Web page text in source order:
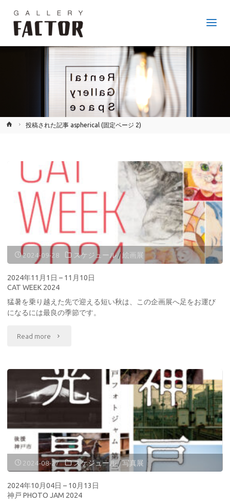
歩6
神戸
市長
田区
のア
ート
ギャ
ラリ
ー。
ホ
投稿された記事 aspherical (固定ページ 2)
2024-09-28 スケジュール / 絵画展
2024年11月1日 – 11月10日
CAT WEEK 2024
猛暑を乗り越えた先で迎える短い秋は、この企画展へ足をお運び
になるには最良の季節です。
Read more "2024
11
月
日
–
月
2024-08-27 スケジュール/ 写真展
2024年10月04日 – 10月13日
神戸 PHOTO JAM 2024